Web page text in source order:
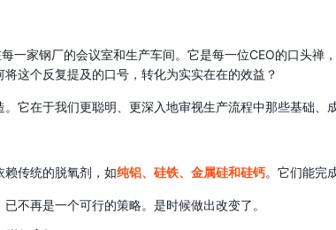
一家钢厂的会议室和生产车间。它是每一位CEO的口头
这个反复提及的口号，转化为实实在在的效益？
它在于我们更聪明、更深入地审视生产流程中那些基础
赖传统的脱氧剂，如纯铝、硅铁、金属硅和硅钙。它们能完
不再是一个可行的策略。是时候做出改变了。